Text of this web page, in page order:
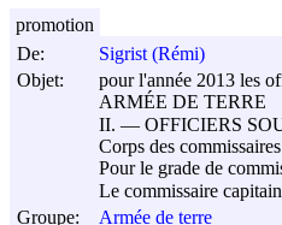
De:
Sigrist (Rémi)
Objet:
pour l'année 2013 les
ARMÉE DE TERRE
II. ― OFFICIERS
Corps des
Pour le grade de
Le commissaire
Groupe:
Armée de terre
promotion